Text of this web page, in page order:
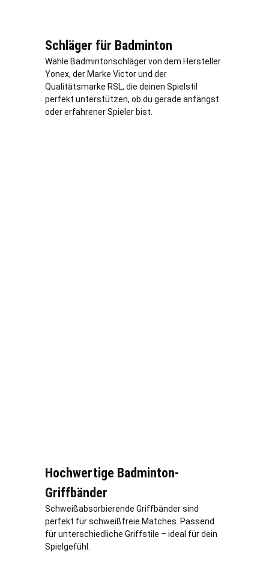
Schläger für Badminton
Wähle Badmintonschläger von dem Hersteller
Yonex, der Marke Victor und der
Qualitätsmarke RSL, die deinen Spielstil
perfekt unterstützen, ob du gerade anfängst
oder erfahrener Spieler bist.
Hochwertige Badminton-
Griffbänder
Schweißabsorbierende Griffbänder sind
perfekt für schweißfreie Matches. Passend
für unterschiedliche Griffstile – ideal für dein
Spielgefühl.